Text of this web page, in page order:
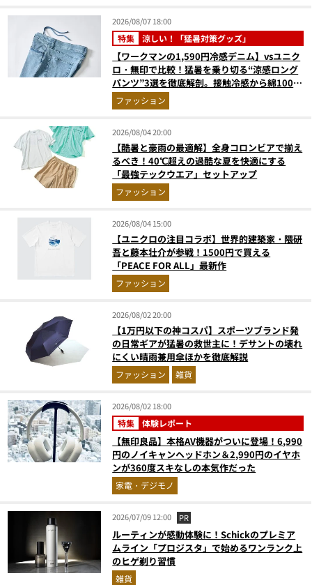
2026/08/07 18:00
特集 涼しい！「猛暑対策グッズ」
【ワークマンの1,590円冷感デニム】vsユニク
ロ・無印で比較！猛暑を乗り切る“涼感ロング
パンツ”3選を徹底解剖。接触冷感から綿100%
まで決定版
ファッション
2026/08/04 20:00
【酷暑と豪雨の最適解】全身コロンビアで揃え
るべき！40℃超えの過酷な夏を快適にする
「最強テックウエア」セットアップ
ファッション
2026/08/04 15:00
【ユニクロの注目コラボ】世界的建築家・隈研
吾と藤本壮介が参戦！1500円で買える
「PEACE FOR ALL」最新作
ファッション
2026/08/02 20:00
【1万円以下の神コスパ】スポーツブランド発
の日常ギアが猛暑の救世主に！デサントの壊れ
にくい晴雨兼用傘ほかを徹底解説
ファッション 雑貨
2026/08/02 18:00
特集 体験レポート
【無印良品】本格AV機器がついに登場！6,990
円のノイキャンヘッドホン＆2,990円のイヤホ
ンが360度スキなしの本気作だった
家電・デジモノ
2026/07/09 12:00 PR
ルーティンが感動体験に！Schickのプレミア
ムライン「プロジスタ」で始めるワンランク上
のヒゲ剃り習慣
雑貨